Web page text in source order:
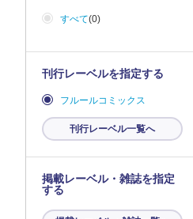
すべて(0)
刊行レーベルを指定する
フルールコミックス
刊行レーベル一覧へ
掲載レーベル・雑誌を指定
する